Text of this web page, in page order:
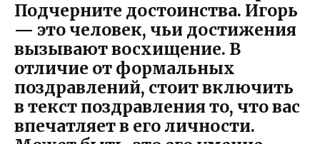
Подчерните достоинства. Игорь
— это человек, чьи достижения
вызывают восхищение. В
отличие от формальных
поздравлений, стоит включить
в текст поздравления то, что вас
впечатляет в его личности.